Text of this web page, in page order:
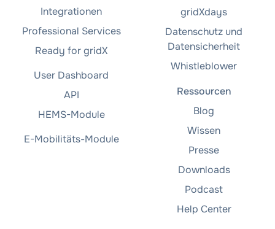
Integrationen
Professional Services
Ready for gridX
User Dashboard
API
HEMS-Module
E-Mobilitäts-Module
gridXdays
Datenschutz und
Datensicherheit
Whistleblower
Ressourcen
Blog
Wissen
Presse
Downloads
Podcast
Help Center